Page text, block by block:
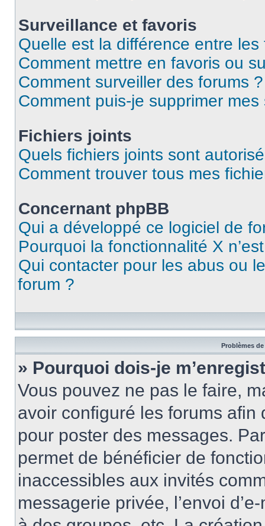
Surveillance et favoris
Quelle est la différence entre
Comment mettre en favoris ou
Comment surveiller des forums ?
Comment puis-je supprimer
Fichiers joints
Quels fichiers joints sont
Comment trouver tous mes
Concernant phpBB
Qui a développé ce logiciel de
Pourquoi la fonctionnalité X
Qui contacter pour les abus ou
forum ?
Problèmes
» Pourquoi dois-je
Vous pouvez ne pas le faire,
avoir configuré les forums afin
pour poster des messages.
permet de bénéficier de
inaccessibles aux invités
messagerie privée, l’envoi